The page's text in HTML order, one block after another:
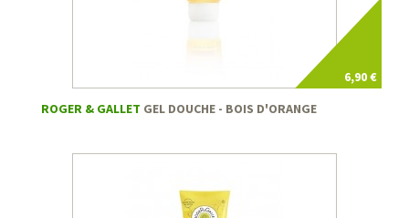
6,90 €
ROGER & GALLET GEL DOUCHE - BOIS D'ORANGE